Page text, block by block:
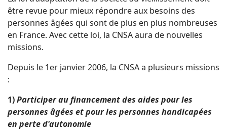
être revue pour mieux répondre aux besoins des
personnes âgées qui sont de plus en plus nombreuses
en France. Avec cette loi, la CNSA aura de nouvelles
missions.
Depuis le 1er janvier 2006, la CNSA a plusieurs missions
:
1)Participer au financement des aides pour les
personnes âgées et pour les personnes handicapées
en perte d'autonomie